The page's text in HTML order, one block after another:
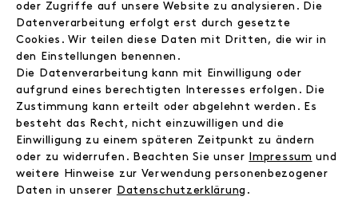
Jobs
Instagram
Facebook
Kontakt
FAQ
Zahlungsinformationen
Versand
oder Zugriffe auf unsere Website zu analysieren. Die
Datenverarbeitung erfolgt erst durch gesetzte
Cookies. Wir teilen diese Daten mit Dritten, die wir in
den Einstellungen benennen.
Die Datenverarbeitung kann mit Einwilligung oder
aufgrund eines berechtigten Interesses erfolgen. Die
Zustimmung kann erteilt oder abgelehnt werden. Es
besteht das Recht, nicht einzuwilligen und die
Einwilligung zu einem späteren Zeitpunkt zu ändern
oder zu widerrufen. Beachten Sie unser
Impressum und
weitere Hinweise zur Verwendung personenbezogener
Daten in unserer
Daten­schutz­erklärung .